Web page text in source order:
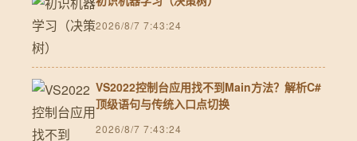
2026/8/7 7:43:24
VS2022控制台应用找不到Main方法？解析C#
顶级语句与传统入口点切换
2026/8/7 7:43:24